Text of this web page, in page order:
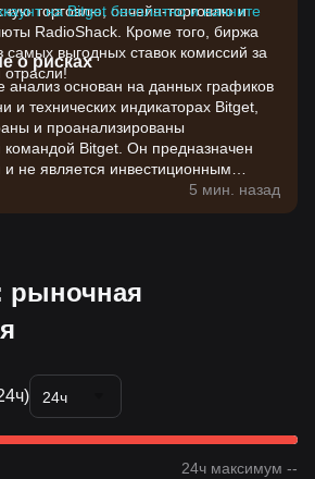
торговлю, ончейн-торговлю и
RadioShack. Кроме того, биржа
самых выгодных ставок комиссий за
отрасли!
на Bitget бесплатно и начните
о рисках
основан на данных графиков
и технических индикаторах Bitget,
и проанализированы
командой Bitget. Он предназначен
и не является инвестиционным
отличаются высокой
инвестиционные решения
5 мин. назад
рыночная
24ч
24ч максимум --